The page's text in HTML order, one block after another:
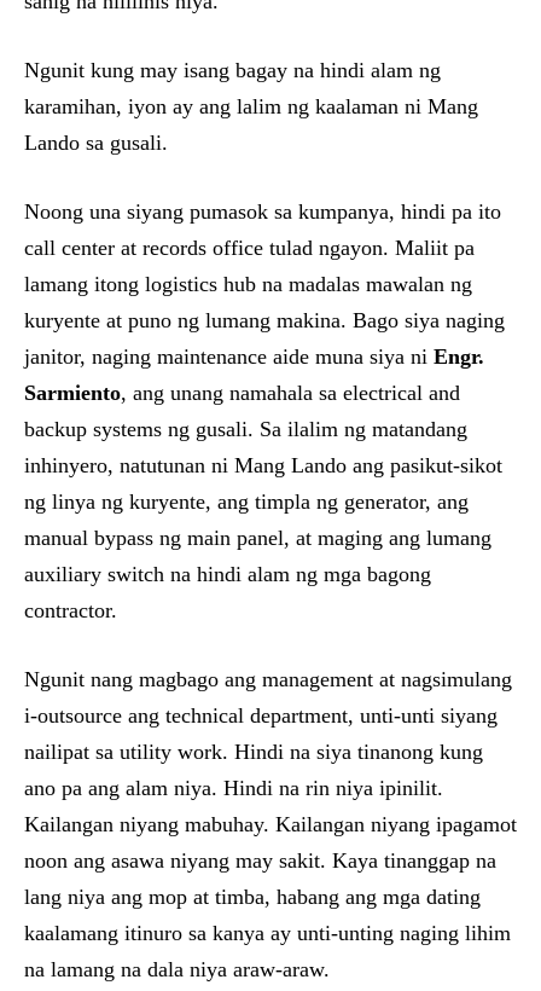
Ngunit kung may isang bagay na hindi alam ng
karamihan, iyon ay ang lalim ng kaalaman ni Mang
Lando sa gusali.
Noong una siyang pumasok sa kumpanya, hindi pa ito
call center at records office tulad ngayon. Maliit pa
lamang itong logistics hub na madalas mawalan ng
kuryente at puno ng lumang makina. Bago siya naging
janitor, naging maintenance aide muna siya ni Engr.
Sarmiento, ang unang namahala sa electrical and
backup systems ng gusali. Sa ilalim ng matandang
inhinyero, natutunan ni Mang Lando ang pasikut-sikot
ng linya ng kuryente, ang timpla ng generator, ang
manual bypass ng main panel, at maging ang lumang
auxiliary switch na hindi alam ng mga bagong
contractor.
Ngunit nang magbago ang management at nagsimulang
i-outsource ang technical department, unti-unti siyang
nailipat sa utility work. Hindi na siya tinanong kung
ano pa ang alam niya. Hindi na rin niya ipinilit.
Kailangan niyang mabuhay. Kailangan niyang ipagamot
noon ang asawa niyang may sakit. Kaya tinanggap na
lang niya ang mop at timba, habang ang mga dating
kaalamang itinuro sa kanya ay unti-unting naging lihim
na lamang na dala niya araw-araw.